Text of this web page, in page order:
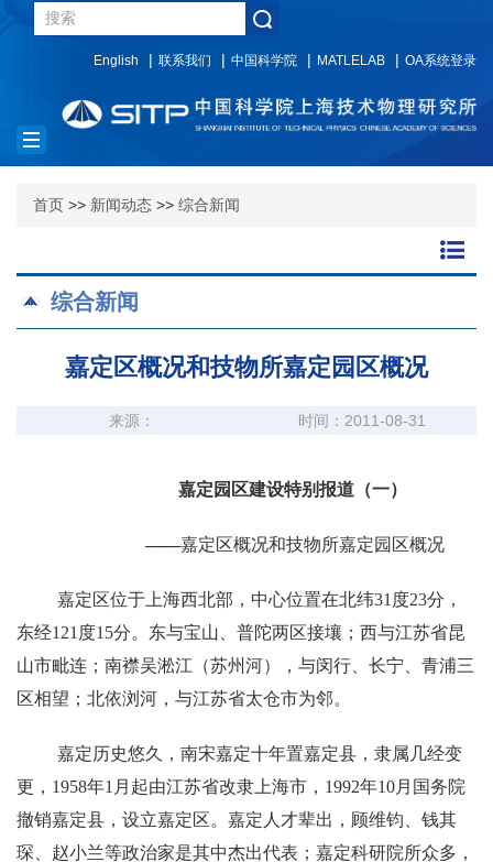
English 联系我们 中国科学院 MATLELAB OA系统登录
Toggle
navigation
首页 >> 新闻动态 >> 综合新闻
综合新闻
嘉定区概况和技物所嘉定园区概况
来源： 时间：2011-08-31
嘉定园区建设特别报道（一）
——嘉定区概况和技物所嘉定园区概况
嘉定区位于上海西北部，中心位置在北纬31 度23分，
东经121 度15分。东与宝山、普陀两区接壤；西与江苏省昆
山市毗连；南襟吴淞江（苏州河），与闵行、长宁、青浦三
区相望；北依浏河，与江苏省太仓市为邻。
嘉定历史悠久，南宋嘉定十年置嘉定县，隶属几经变
更， 1958年1 月起由江苏省改隶上海市， 1992年10月国务院
撤销嘉定县，设立嘉定区。嘉定人才辈出，顾维钧、钱其
琛、赵小兰等政治家是其中杰出代表；嘉定科研院所众多，